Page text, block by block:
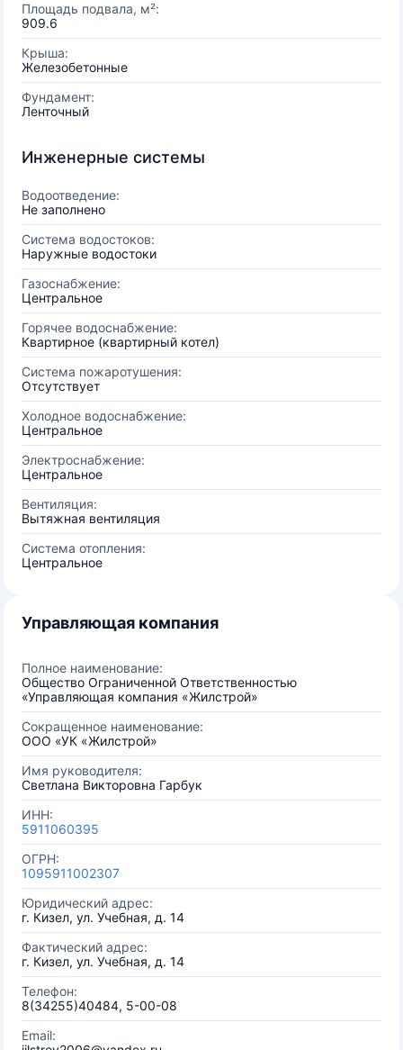
Площадь подвала, м²:
909.6
Крыша:
Железобетонные
Фундамент:
Ленточный
Инженерные системы
Водоотведение:
Не заполнено
Система водостоков:
Наружные водостоки
Газоснабжение:
Центральное
Горячее водоснабжение:
Квартирное (квартирный котел)
Система пожаротушения:
Отсутствует
Холодное водоснабжение:
Центральное
Электроснабжение:
Центральное
Вентиляция:
Вытяжная вентиляция
Система отопления:
Центральное
Управляющая компания
Полное наименование:
Общество Ограниченной Ответственностью
«Управляющая компания «Жилстрой»
Сокращенное наименование:
ООО «УК «Жилстрой»
Имя руководителя:
Светлана Викторовна Гарбук
ИНН:
5911060395
ОГРН:
1095911002307
Юридический адрес:
г. Кизел, ул. Учебная, д. 14
Фактический адрес:
г. Кизел, ул. Учебная, д. 14
Телефон:
8(34255)40484, 5-00-08
Email: